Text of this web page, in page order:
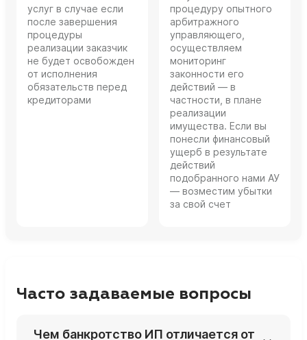
услуг в случае если
после завершения
процедуры
реализации заказчик
не будет освобожден
от исполнения
обязательств перед
кредиторами
процедуру опытного
арбитражного
управляющего,
осуществляем
мониторинг
законности его
действий — в
частности, в плане
реализации
имущества. Если вы
понесли финансовый
ущерб в результате
действий
подобранного нами АУ
— возместим убытки
за свой счет
Часто задаваемые вопросы
Чем банкротство ИП отличается от